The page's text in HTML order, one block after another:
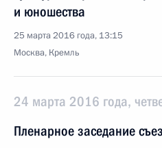
и юношества
25 марта 2016 года, 13:15
Москва, Кремль
24 марта 2016 года,
Пленарное заседание